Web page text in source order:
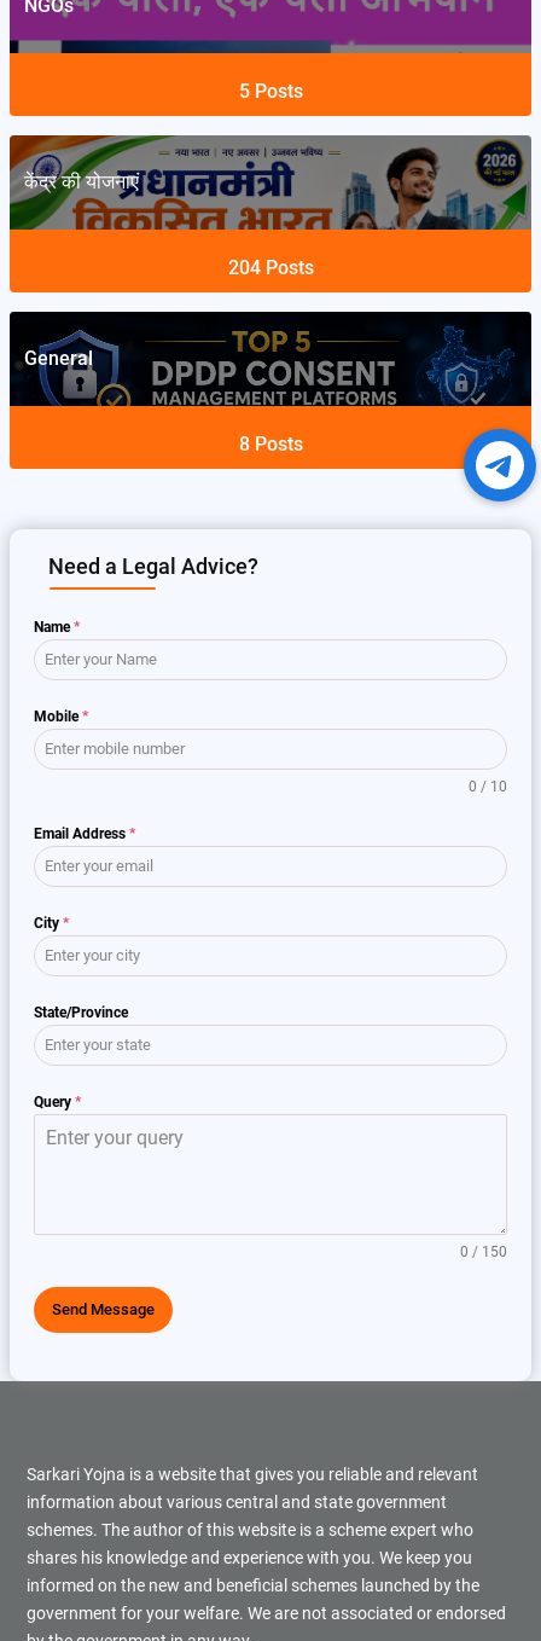
NGOs
5 Posts
केंद्र की योजनाएं
204 Posts
General
8 Posts
Need a Legal Advice?
Name*
Mobile*
0 / 10
Email Address *
City *
State/Province
Query *
0 / 150
Send Message
Sarkari Yojna is a website that gives you reliable and relevant
information about various central and state government
schemes. The author of this website is a scheme expert who
shares his knowledge and experience with you. We keep you
informed on the new and beneficial schemes launched by the
government for your welfare. We are not associated or endorsed